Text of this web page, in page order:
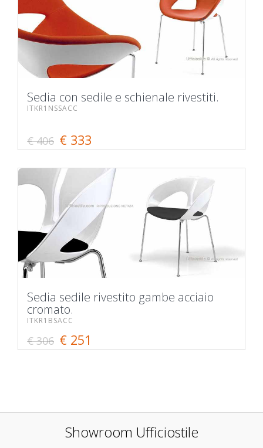
Sedia con sedile e schienale rivestiti.
ITKR1NSSACC
€ 406 € 333
Sedia sedile rivestito gambe acciaio
cromato.
ITKR1BSACC
€ 306 € 251
Showroom Ufficiostile